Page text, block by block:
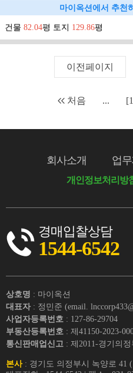
마이옥션에서 추천
건물 82.04평 토지 129.86평
이전페이지
처음 ...
회사소개 업
개인정보처리방
경매입찰상담
1544-6542
상호명 : 마이옥션
대표자 : 정민준 (email.
사업자등록번호 : 127-86-29704
부동산등록번호 : 제41150-2023-
통신판매업신고 : 제2011-경기의정
본사: 경기도 의정부시 녹양로 41